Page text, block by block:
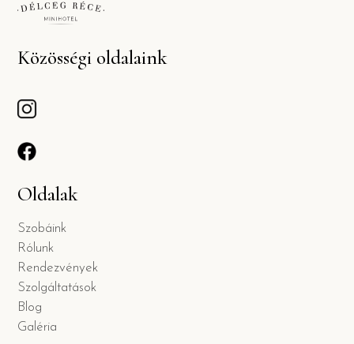
Közösségi oldalaink
Oldalak
Szobáink
Rólunk
Rendezvények
Szolgáltatások
Blog
Galéria